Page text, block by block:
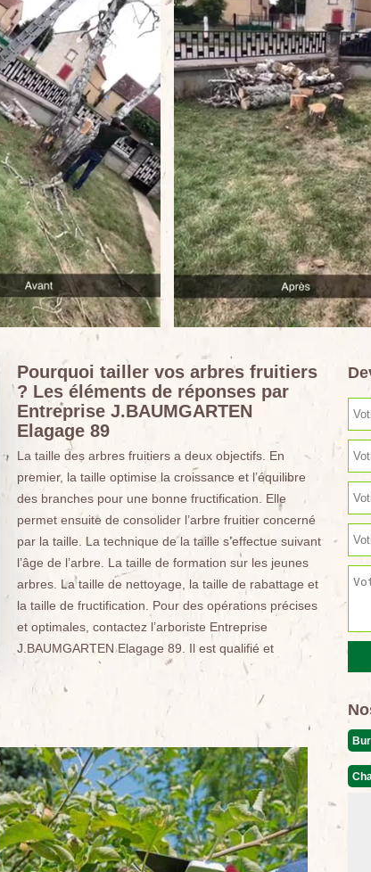
Pourquoi tailler vos arbres fruitiers
? Les éléments de réponses par
Entreprise J.BAUMGARTEN
Elagage 89
La taille des arbres fruitiers a deux objectifs. En
premier, la taille optimise la croissance et l’équilibre
des branches pour une bonne fructification. Elle
permet ensuite de consolider l’arbre fruitier concerné
par la taille. La technique de la taille s’effectue suivant
l’âge de l’arbre. La taille de formation sur les jeunes
arbres. La taille de nettoyage, la taille de rabattage et
la taille de fructification. Pour des opérations précises
et optimales, contactez l’arboriste Entreprise
J.BAUMGARTEN Elagage 89. Il est qualifié et